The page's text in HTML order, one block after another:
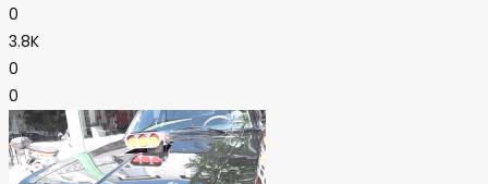
0
3.8K
0
0